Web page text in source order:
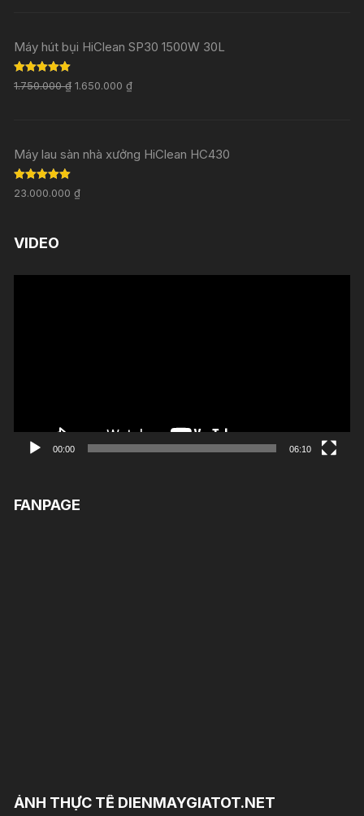
Máy hút bụi HiClean SP30 1500W 30L
Rated 5.00
out of 5
1.750.000₫ 1.650.000₫
Máy lau sàn nhà xưởng HiClean HC430
Rated5.00
out of 5
23.000.000₫
VIDEO
00:00 06:10
FANPAGE
ẢNH THỰC TẾ DIENMAYGIATOT.NET